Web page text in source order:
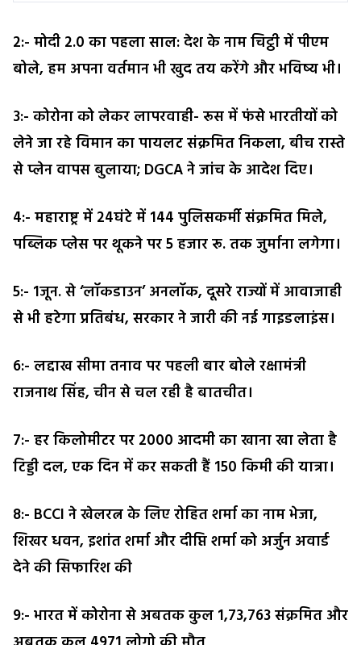
2:- मोदी 2.0 का पहला साल: देश के नाम चिट्ठी में पीएम
बोले, हम अपना वर्तमान भी खुद तय करेंगे और भविष्य भी।
3:- कोरोना को लेकर लापरवाही- रूस में फंसे भारतीयों को
लेने जा रहे विमान का पायलट संक्रमित निकला, बीच रास्ते
से प्लेन वापस बुलाया; DGCA ने जांच के आदेश दिए।
4:- महाराष्ट्र में 24घंटे में 144 पुलिसकर्मी संक्रमित मिले,
पब्लिक प्लेस पर थूकने पर 5 हजार रू. तक जुर्माना लगेगा।
5:- 1जून. से ‘लॉकडाउन’ अनलॉक, दूसरे राज्यों में आवाजाही
से भी हटेगा प्रतिबंध, सरकार ने जारी की नई गाइडलाइंस।
6:- लद्दाख सीमा तनाव पर पहली बार बोले रक्षामंत्री
राजनाथ सिंह, चीन से चल रही है बातचीत।
7:- हर किलोमीटर पर 2000 आदमी का खाना खा लेता है
टिड्डी दल, एक दिन में कर सकती हैं 150 किमी की यात्रा।
8:- BCCI ने खेलरत्न के लिए रोहित शर्मा का नाम भेजा,
शिखर धवन, इशांत शर्मा और दीप्ति शर्मा को अर्जुन अवार्ड
देने की सिफारिश की
9:- भारत में कोरोना से अबतक कुल 1,73,763 संक्रमित और